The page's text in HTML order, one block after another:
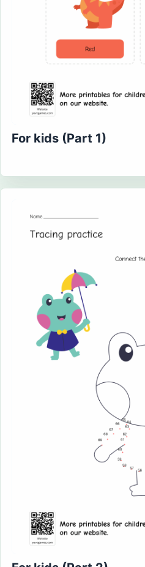
For kids (Part 1)